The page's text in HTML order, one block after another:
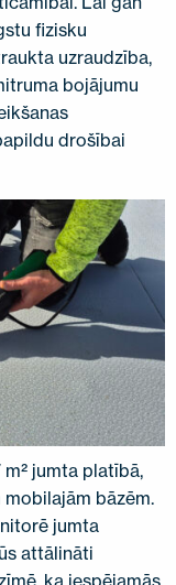
fizisku
uzraudzība,
bojājumu
drošībai
jumta platībā,
mobilajām bāzēm.
jumta
attālināti
ka iespējamās